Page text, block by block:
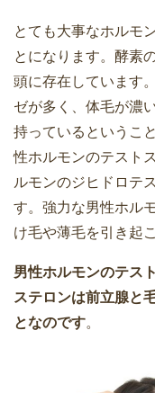
とても大事なホルモ
とになります。酵素
頭に存在しています
ゼが多く、体毛が濃
持っているというこ
性ホルモンのテスト
ルモンのジヒドロテ
す。強力な男性ホル
け毛や薄毛を引き起
男性ホルモンのテス
ステロンは前立腺と
となのです。